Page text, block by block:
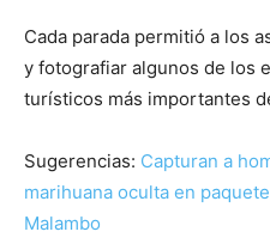
Cada parada permitió a los
y fotografiar algunos de los
turísticos más importantes
Sugerencias: Capturan a
marihuana oculta en
Malambo